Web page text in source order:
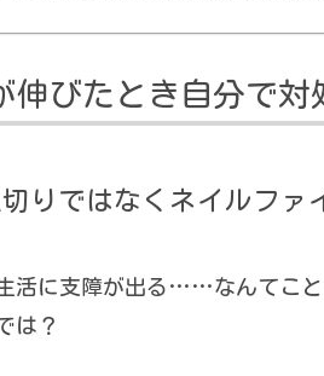
伸びたとき自分で対
りではなくネイルファ
活に支障が出る……なんてこ
は？